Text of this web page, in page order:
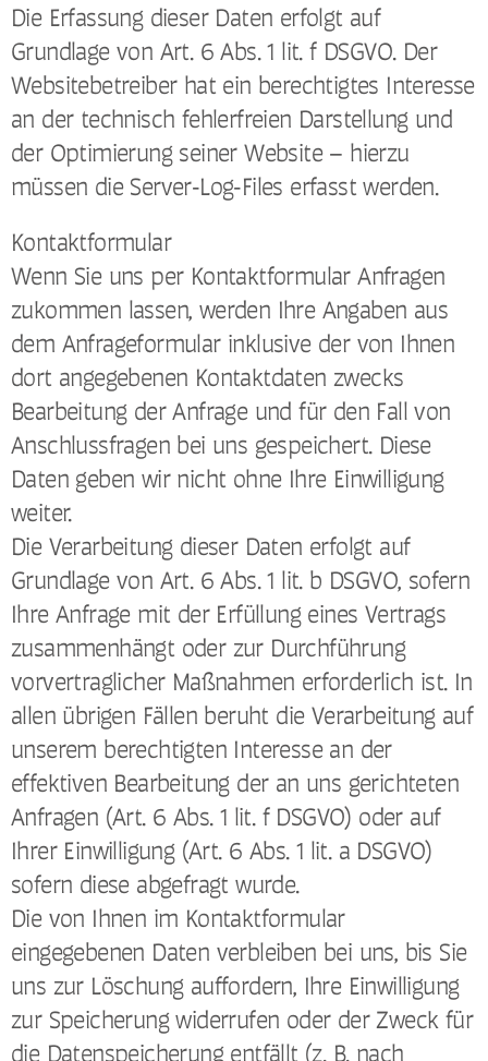
Die Erfassung dieser Daten erfolgt auf
Grundlage von Art. 6 Abs. 1 lit. f DSGVO. Der
Websitebetreiber hat ein berechtigtes Interesse
an der technisch fehlerfreien Darstellung und
der Optimierung seiner Website – hierzu
müssen die Server-Log-Files erfasst werden.
Kontaktformular
Wenn Sie uns per Kontaktformular Anfragen
zukommen lassen, werden Ihre Angaben aus
dem Anfrageformular inklusive der von Ihnen
dort angegebenen Kontaktdaten zwecks
Bearbeitung der Anfrage und für den Fall von
Anschlussfragen bei uns gespeichert. Diese
Daten geben wir nicht ohne Ihre Einwilligung
weiter.
Die Verarbeitung dieser Daten erfolgt auf
Grundlage von Art. 6 Abs. 1 lit. b DSGVO, sofern
Ihre Anfrage mit der Erfüllung eines Vertrags
zusammenhängt oder zur Durchführung
vorvertraglicher Maßnahmen erforderlich ist. In
allen übrigen Fällen beruht die Verarbeitung auf
unserem berechtigten Interesse an der
effektiven Bearbeitung der an uns gerichteten
Anfragen (Art. 6 Abs. 1 lit. f DSGVO) oder auf
Ihrer Einwilligung (Art. 6 Abs. 1 lit. a DSGVO)
sofern diese abgefragt wurde.
Die von Ihnen im Kontaktformular
eingegebenen Daten verbleiben bei uns, bis Sie
uns zur Löschung auffordern, Ihre Einwilligung
zur Speicherung widerrufen oder der Zweck für
die Datenspeicherung entfällt (z. B. nach